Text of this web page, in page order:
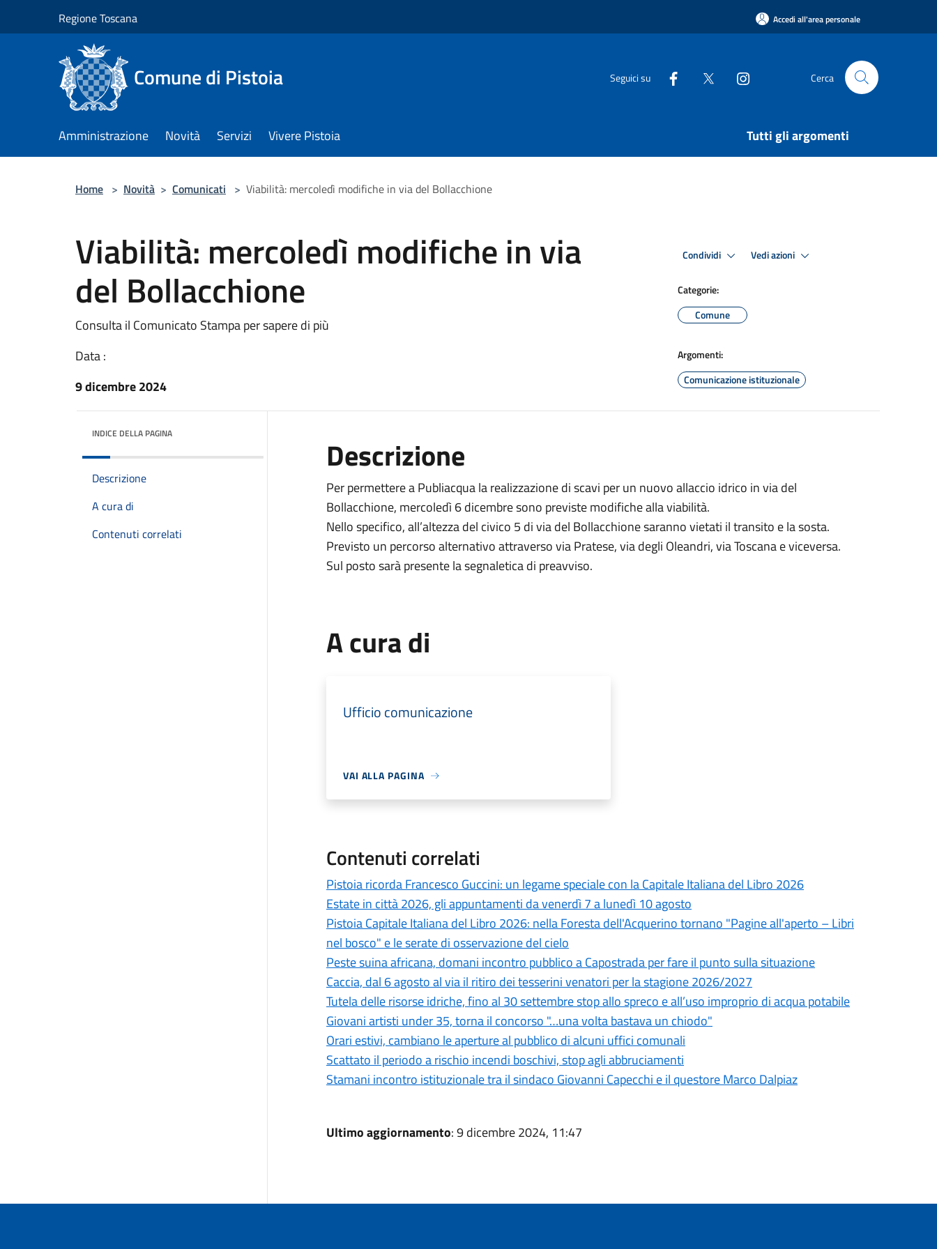
Regione Toscana Accedi all'area personale
Comune di Pistoia Seguici su Cerca
Amministrazione Novità Servizi Vivere Pistoia Tutti gli argomenti
Home > Novità > Comunicati > Viabilità: mercoledì modifiche in via del Bollacchione
Viabilità: mercoledì modifiche in via
del Bollacchione
Consulta il Comunicato Stampa per sapere di più
Data :
9 dicembre 2024
Condividi Vedi azioni
Categorie:
Comune
Argomenti:
Comunicazione istituzionale
INDICE DELLA PAGINA
Descrizione
A cura di
Contenuti correlati
Descrizione
Per permettere a Publiacqua la realizzazione di scavi per un nuovo allaccio idrico in via del
Bollacchione, mercoledì 6 dicembre sono previste modifiche alla viabilità.
Nello specifico, all’altezza del civico 5 di via del Bollacchione saranno vietati il transito e la sosta.
Previsto un percorso alternativo attraverso via Pratese, via degli Oleandri, via Toscana e viceversa.
Sul posto sarà presente la segnaletica di preavviso.
A cura di
Ufficio comunicazione
VAI ALLA PAGINA
Contenuti correlati
Pistoia ricorda Francesco Guccini: un legame speciale con la Capitale Italiana del Libro 2026
Estate in città 2026, gli appuntamenti da venerdì 7 a lunedì 10 agosto
Pistoia Capitale Italiana del Libro 2026: nella Foresta dell'Acquerino tornano "Pagine all'aperto – Libri
nel bosco" e le serate di osservazione del cielo
Peste suina africana, domani incontro pubblico a Capostrada per fare il punto sulla situazione
Caccia, dal 6 agosto al via il ritiro dei tesserini venatori per la stagione 2026/2027
Tutela delle risorse idriche, fino al 30 settembre stop allo spreco e all’uso improprio di acqua potabile
Giovani artisti under 35, torna il concorso "…una volta bastava un chiodo"
Orari estivi, cambiano le aperture al pubblico di alcuni uffici comunali
Scattato il periodo a rischio incendi boschivi, stop agli abbruciamenti
Stamani incontro istituzionale tra il sindaco Giovanni Capecchi e il questore Marco Dalpiaz
Ultimo aggiornamento: 9 dicembre 2024, 11:47